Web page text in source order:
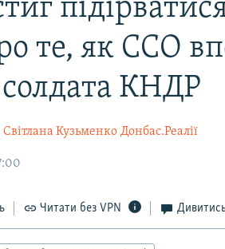
те, як ССО
КНДР
Світлана Кузьменко Донбас.Реалії
Читати без VPN